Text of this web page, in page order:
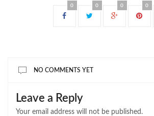
0 0 0 0
NO COMMENTS YET
Leave a Reply
Your email address will not be published.